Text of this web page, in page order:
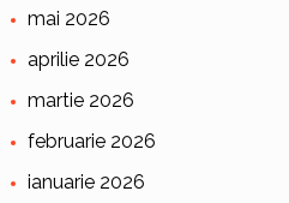
mai 2026
aprilie 2026
martie 2026
februarie 2026
ianuarie 2026